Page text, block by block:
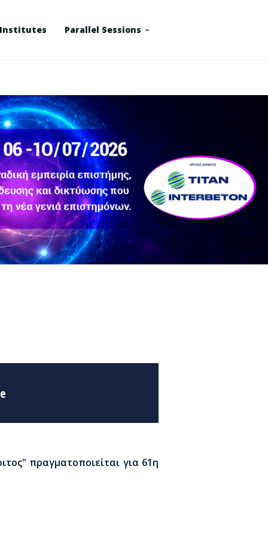
Institutes Parallel Sessions
πραγματοποιείται για 61η